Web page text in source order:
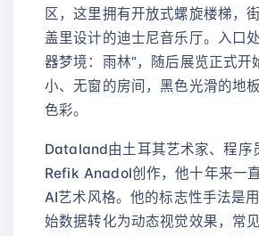
区，这里拥有开放式螺旋楼梯，
盖里设计的迪士尼音乐厅。入口
器梦境：雨林”，随后展览正式开
小、无窗的房间，黑色光滑的地
色彩。
Dataland由土耳其艺术家、程序
Refik Anadol创作，他十年来一
AI艺术风格。他的标志性手法是
始数据转化为动态视觉效果，常